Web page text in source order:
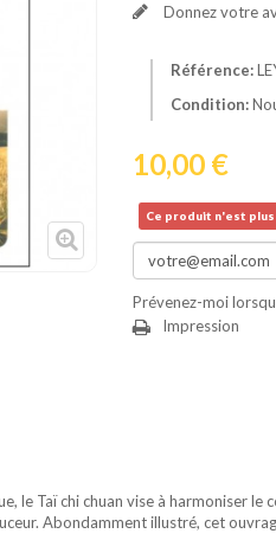
Donnez votre
Référence:
Condition:
10,00 €
Ce produit n'est
Prévenez-moi
Impression
le Taï chi chuan vise à harmoniser
Abondamment illustré, cet